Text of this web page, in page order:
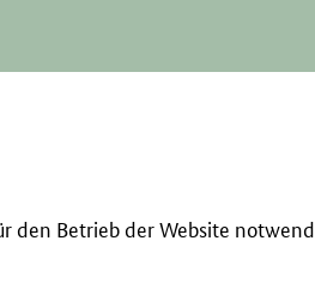
den Betrieb der Website